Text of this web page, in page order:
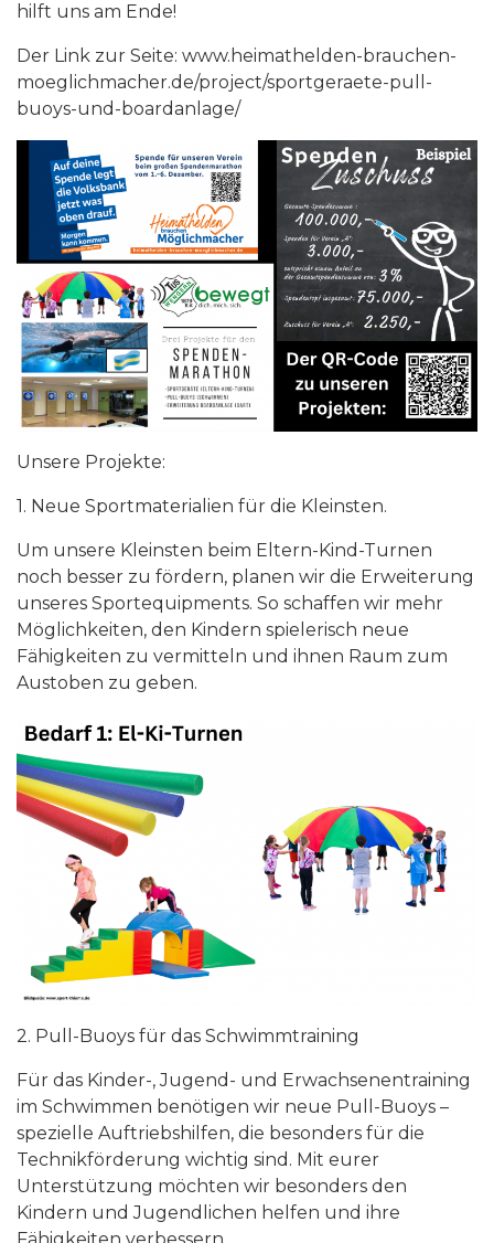
hilft uns am Ende!
Der Link zur Seite: www.heimathelden-brauchen-
moeglichmacher.de/project/sportgeraete-pull-
buoys-und-boardanlage/
Unsere Projekte:
1. Neue Sportmaterialien für die Kleinsten.
Um unsere Kleinsten beim Eltern-Kind-Turnen
noch besser zu fördern, planen wir die Erweiterung
unseres Sportequipments. So schaffen wir mehr
Möglichkeiten, den Kindern spielerisch neue
Fähigkeiten zu vermitteln und ihnen Raum zum
Austoben zu geben.
2. Pull-Buoys für das Schwimmtraining
Für das Kinder-, Jugend- und Erwachsenentraining
im Schwimmen benötigen wir neue Pull-Buoys –
spezielle Auftriebshilfen, die besonders für die
Technikförderung wichtig sind. Mit eurer
Unterstützung möchten wir besonders den
Kindern und Jugendlichen helfen und ihre